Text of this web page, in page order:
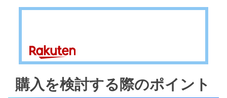
購入を検討する際のポイント